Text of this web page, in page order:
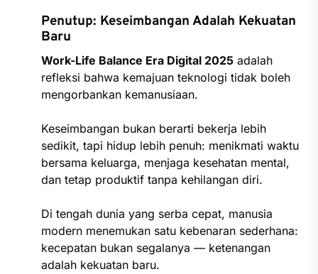
Penutup: Keseimbangan Adalah Kekuatan
Baru
Work-Life Balance Era Digital 2025adalah
refleksi bahwa kemajuan teknologi tidak boleh
mengorbankan kemanusiaan.
Keseimbangan bukan berarti bekerja lebih
sedikit, tapi hidup lebih penuh: menikmati waktu
bersama keluarga, menjaga kesehatan mental,
dan tetap produktif tanpa kehilangan diri.
Di tengah dunia yang serba cepat, manusia
modern menemukan satu kebenaran sederhana:
kecepatan bukan segalanya — ketenangan
adalah kekuatan baru.